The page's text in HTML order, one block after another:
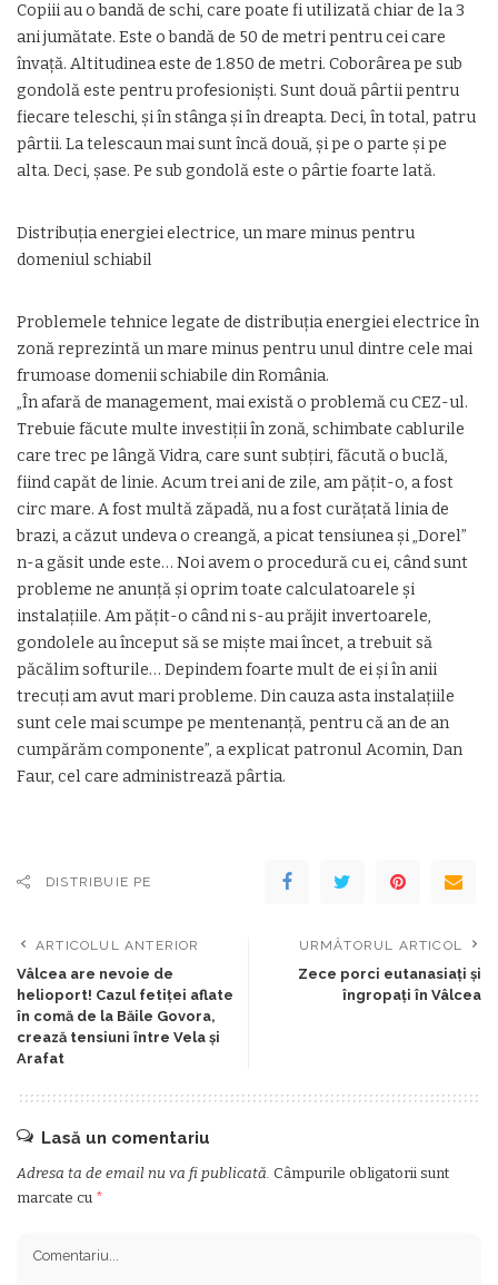
Copiii au o bandă de schi, care poate fi utilizată chiar de la 3
ani jumătate. Este o bandă de 50 de metri pentru cei care
învaţă. Altitudinea este de 1.850 de metri. Coborârea pe sub
gondolă este pentru profesionişti. Sunt două pârtii pentru
fiecare teleschi, şi în stânga şi în dreapta. Deci, în total, patru
pârtii. La telescaun mai sunt încă două, şi pe o parte şi pe
alta. Deci, şase. Pe sub gondolă este o pârtie foarte lată.
Distribuția energiei electrice, un mare minus pentru
domeniul schiabil
Problemele tehnice legate de distribuţia energiei electrice în
zonă reprezintă un mare minus pentru unul dintre cele mai
frumoase domenii schiabile din România.
„În afară de management, mai există o problemă cu CEZ-ul.
Trebuie făcute multe investiţii în zonă, schimbate cablurile
care trec pe lângă Vidra, care sunt subţiri, făcută o buclă,
fiind capăt de linie. Acum trei ani de zile, am păţit-o, a fost
circ mare. A fost multă zăpadă, nu a fost curăţată linia de
brazi, a căzut undeva o creangă, a picat tensiunea şi „Dorel”
n-a găsit unde este… Noi avem o procedură cu ei, când sunt
probleme ne anunţă şi oprim toate calculatoarele şi
instalaţiile. Am păţit-o când ni s-au prăjit invertoarele,
gondolele au început să se mişte mai încet, a trebuit să
păcălim softurile… Depindem foarte mult de ei şi în anii
trecuți am avut mari probleme. Din cauza asta instalaţiile
sunt cele mai scumpe pe mentenanţă, pentru că an de an
cumpărăm componente”, a explicat patronul Acomin, Dan
Faur, cel care administrează pârtia.
DISTRIBUIE PE
ARTICOLUL ANTERIOR
Vâlcea are nevoie de
helioport! Cazul fetiței aflate
în comă de la Băile Govora,
crează tensiuni între Vela și
Arafat
URMĂTORUL ARTICOL
Zece porci eutanasiați și
îngropați în Vâlcea
Lasă un comentariu
Adresa ta de email nu va fi publicată. Câmpurile obligatorii sunt
marcate cu *